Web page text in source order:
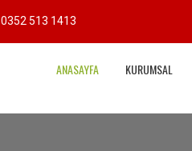
0352 513 1413
ANASAYFA KURUMSAL